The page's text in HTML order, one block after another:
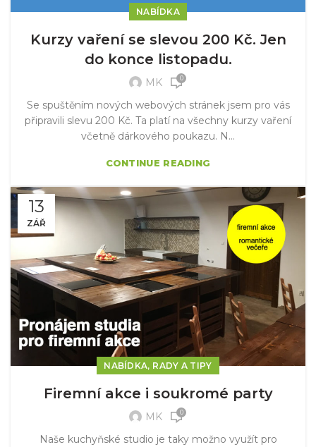
NABÍDKA
Kurzy vaření se slevou 200 Kč. Jen
do konce listopadu.
MK 0
Se spuštěním nových webových stránek jsem pro vás
připravili slevu 200 Kč. Ta platí na všechny kurzy vaření
včetně dárkového poukazu. N...
CONTINUE READING
13
ZÁŘ
NABÍDKA, RADY A TIPY
Firemní akce i soukromé party
MK 0
Naše kuchyňské studio je taky možno využít pro